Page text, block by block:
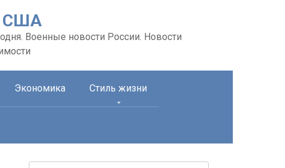
США
Военные новости России. Новости
Экономика Стиль жизни